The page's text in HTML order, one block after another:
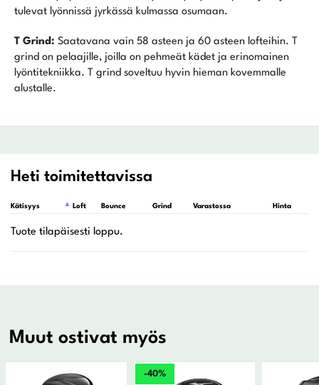
tulevat lyönnissä jyrkässä kulmassa osumaan.
T Grind: Saatavana vain 58 asteen ja 60 asteen lofteihin. T
grind on pelaajille, joilla on pehmeät kädet ja erinomainen
lyöntitekniikka. T grind soveltuu hyvin hieman kovemmalle
alustalle.
Heti toimitettavissa
Kätisyys Loft Bounce Grind Varastossa Hinta
Muut ostivat myös
-40%